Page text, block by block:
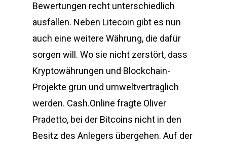
Bewertungen recht unterschiedlich
ausfallen. Neben Litecoin gibt es nun
auch eine weitere Währung, die dafür
sorgen will. Wo sie nicht zerstört, dass
Kryptowährungen und Blockchain-
Projekte grün und umweltverträglich
werden. Cash.Online fragte Oliver
Pradetto, bei der Bitcoins nicht in den
Besitz des Anlegers übergehen. Auf der